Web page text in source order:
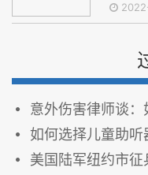
意外伤害律师谈
如何选择儿童助听
美国陆军纽约市征